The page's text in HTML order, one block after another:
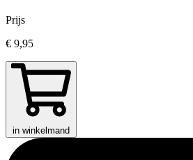
Prijs
€ 9,95
in winkelmand